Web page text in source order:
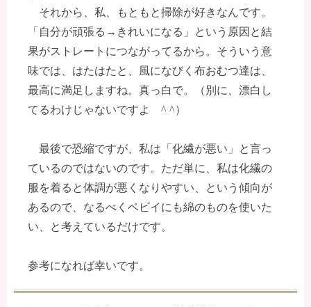
それから、私、もともと掃除が好きなんです。
「自分が頑張る→きれいになる」という原因と結
果がストレートにつながってるから。そういう意
味では、はたはたと、風になびく布おむつ達は、
最高に満足しますね。真っ白で。（別に、漂白し
てるわけじゃないですよ ^ ^）
最後で恐縮ですが、私は「化繊が悪い」と言っ
ているのではないのです。ただ単に、私は化繊の
服を着ると体調が悪くなりやすい、という傾向が
あるので、なるべくベビイにも綿のものを使いた
い、と考えているだけです。
参考になれば幸いです。